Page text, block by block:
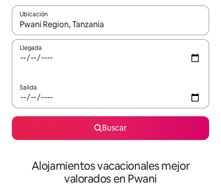
Ubicación
Cuando los resultados estén disponibles, navega con las
Llegada
Salida
Buscar
Alojamientos vacacionales mejor
valorados en Pwani